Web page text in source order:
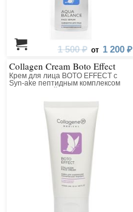
1 500 ₽ от 1 200 ₽
Collagen Cream Boto Effect
Крем для лица BOTO EFFECT с
Syn-ake пептидным комплексом